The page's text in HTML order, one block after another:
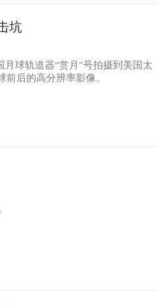
坑
球轨道器“赏月”号拍摄到美国太
前后的高分辨率影像。